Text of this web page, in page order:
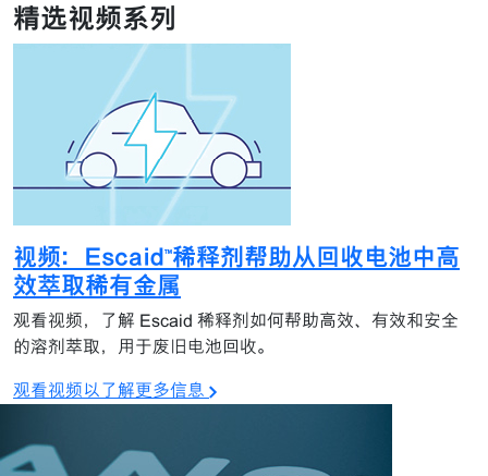
精选视频系列
视频：Escaid™稀释剂帮助从回收电池中高
效萃取稀有金属
观看视频，了解 Escaid 稀释剂如何帮助高效、有效和安全
的溶剂萃取，用于废旧电池回收。
观看视频以了解更多信息